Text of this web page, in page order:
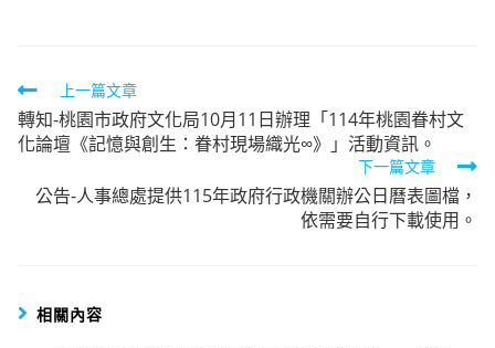
Read
more
articles
上一篇文章
轉知-桃園市政府文化局10月11日辦理「114年桃園眷村文
化論壇《記憶與創生：眷村現場織光∞》」活動資訊。
下一篇文章
公告-人事總處提供115年政府行政機關辦公日曆表圖檔，
依需要自行下載使用。
相關內容